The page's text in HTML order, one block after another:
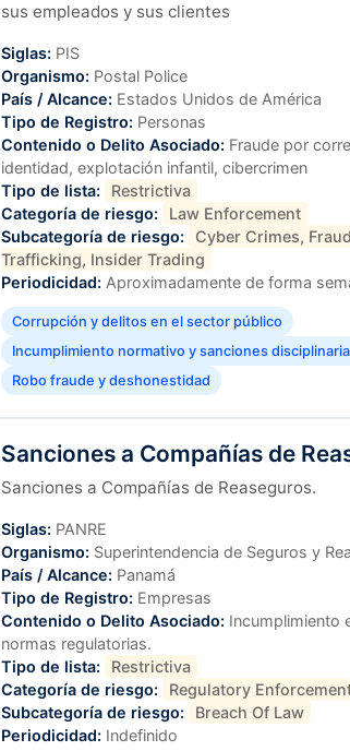
sus empleados y sus clientes
Siglas: PIS
Organismo: Postal Police
País / Alcance: Estados Unidos de América
Tipo de Registro: Personas
Contenido o Delito Asociado: Fraude por
identidad, explotación infantil, cibercrimen
Tipo de lista:
Restrictiva
Categoría de riesgo:
Law Enforcement
Subcategoría de riesgo:
Cyber Crimes,
Trafficking, Insider Trading
Periodicidad: Aproximadamente de forma
Corrupción y delitos en el sector público
Incumplimiento normativo y sanciones
Robo fraude y deshonestidad
Sanciones a Compañías de
Sanciones a Compañías de Reaseguros.
Siglas: PANRE
Organismo: Superintendencia de Seguros y
País / Alcance: Panamá
Tipo de Registro: Empresas
Contenido o Delito Asociado: Incumplimiento
normas regulatorias.
Tipo de lista:
Restrictiva
Categoría de riesgo:
Regulatory
Subcategoría de riesgo:
Breach Of Law
Periodicidad: Indefinido